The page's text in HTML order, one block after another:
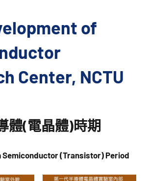
of
Center, NCTU
體(電晶體)時期
(Transistor) Period